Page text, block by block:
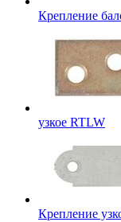
Крепление
узкое RTLW
Крепление